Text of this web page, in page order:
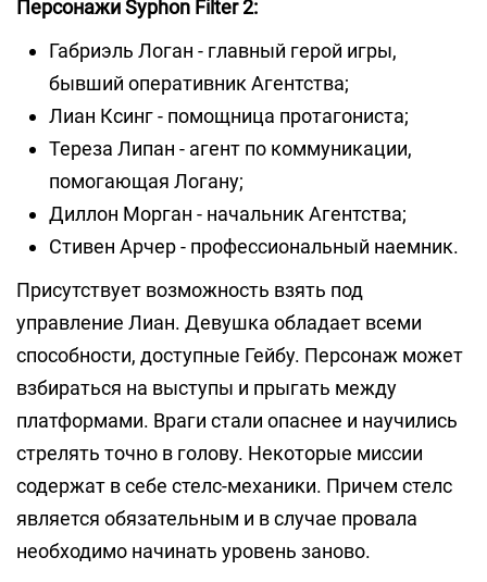
Персонажи Syphon Filter 2:
Габриэль Логан - главный герой игры,
бывший оперативник Агентства;
Лиан Ксинг - помощница протагониста;
Тереза Липан - агент по коммуникации,
помогающая Логану;
Диллон Морган - начальник Агентства;
Стивен Арчер - профессиональный наемник.
Присутствует возможность взять под
управление Лиан. Девушка обладает всеми
способности, доступные Гейбу. Персонаж может
взбираться на выступы и прыгать между
платформами. Враги стали опаснее и научились
стрелять точно в голову. Некоторые миссии
содержат в себе стелс-механики. Причем стелс
является обязательным и в случае провала
необходимо начинать уровень заново.